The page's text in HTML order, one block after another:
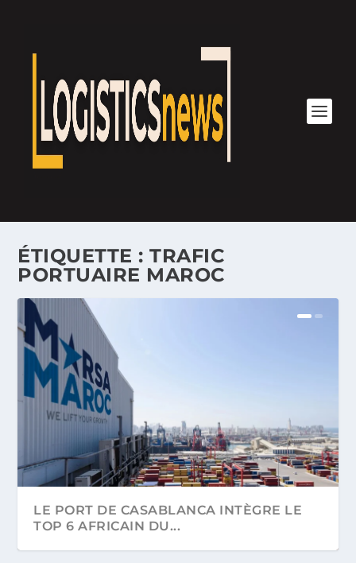
ÉTIQUETTE :TRAFIC
PORTUAIRE MAROC
LE PORT DE CASABLANCA INTÈGRE LE
TOP 6 AFRICAIN DU...